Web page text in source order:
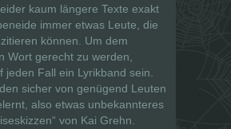
kaum längere Texte exakt
immer etwas Leute, die
können. Um dem
Wort gerecht zu werden,
jeden Fall ein Lyrikband sein.
sicher von genügend Leuten
also etwas unbekannteres
von Kai Grehn.